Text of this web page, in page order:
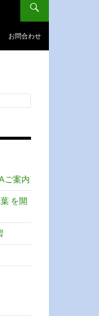
お問合わせ
ご案内
を開